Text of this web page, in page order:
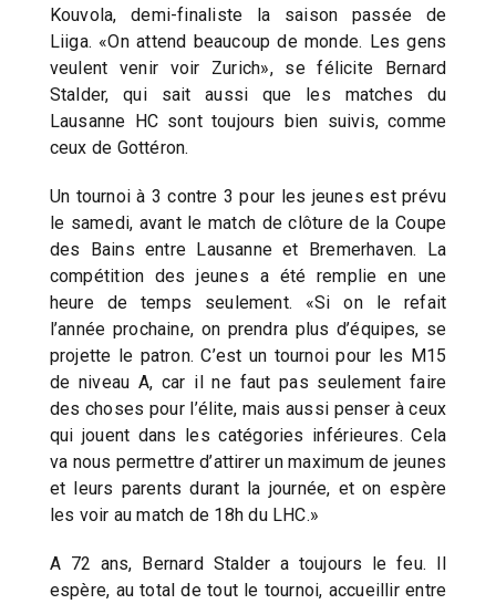
Kouvola, demi-finaliste la saison passée de
Liiga. «On attend beaucoup de monde. Les gens
veulent venir voir Zurich», se félicite Bernard
Stalder, qui sait aussi que les matches du
Lausanne HC sont toujours bien suivis, comme
ceux de Gottéron.
Un tournoi à 3 contre 3 pour les jeunes est prévu
le samedi, avant le match de clôture de la Coupe
des Bains entre Lausanne et Bremerhaven. La
compétition des jeunes a été remplie en une
heure de temps seulement. «Si on le refait
l’année prochaine, on prendra plus d’équipes, se
projette le patron. C’est un tournoi pour les M15
de niveau A, car il ne faut pas seulement faire
des choses pour l’élite, mais aussi penser à ceux
qui jouent dans les catégories inférieures. Cela
va nous permettre d’attirer un maximum de jeunes
et leurs parents durant la journée, et on espère
les voir au match de 18h du LHC.»
A 72 ans, Bernard Stalder a toujours le feu. Il
espère, au total de tout le tournoi, accueillir entre